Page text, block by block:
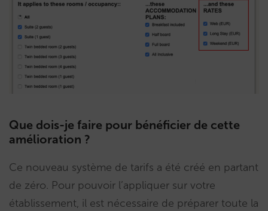
Que dois-je faire pour bénéficier de cette
amélioration ?
Ce nouveau système de tarifs a été créé en partant
de zéro. Pour pouvoir l’appliquer sur votre
établissement, il est nécessaire de préparer toute la